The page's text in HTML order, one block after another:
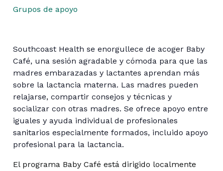
Grupos de apoyo
Southcoast Health se enorgullece de acoger Baby
Café, una sesión agradable y cómoda para que las
madres embarazadas y lactantes aprendan más
sobre la lactancia materna. Las madres pueden
relajarse, compartir consejos y técnicas y
socializar con otras madres. Se ofrece apoyo entre
iguales y ayuda individual de profesionales
sanitarios especialmente formados, incluido apoyo
profesional para la lactancia.
El programa Baby Café está dirigido localmente